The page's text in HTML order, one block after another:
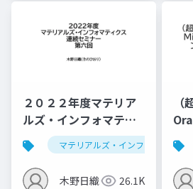
２０２２年度マテリア
ルズ・インフォマティ
クス連続セミナー：ベ
イズ最適化、推薦シス
テム
マテリアルズ・インフォマティクス
木野日織 26.1K
に
イ
ン